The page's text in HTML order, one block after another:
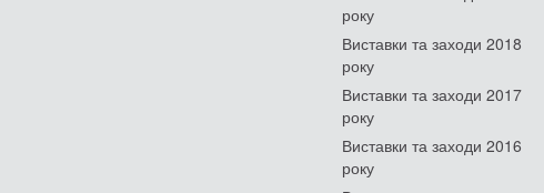
року
Виставки та заходи 2018
року
Виставки та заходи 2017
року
Виставки та заходи 2016
року